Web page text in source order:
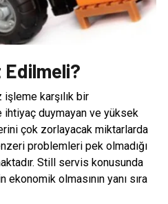
Edilmeli?
karşılık bir
duymayan ve yüksek
çok zorlayacak miktarlarda
problemleri pek olmadığı
Still servis konusunda
ekonomik olmasının yanı sıra